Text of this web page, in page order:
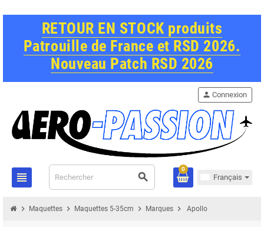
RETOUR EN STOCK produits
Patrouille de France et RSD 2026.
Nouveau Patch RSD 2026
view_headline search
person Connexion
0
Français
chevron_right Maquettes chevron_right Maquettes 5-35cm chevron_right Marques chevron_right Apollo